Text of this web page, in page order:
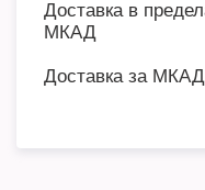
Доставка в
МКАД
Доставка за МКАД